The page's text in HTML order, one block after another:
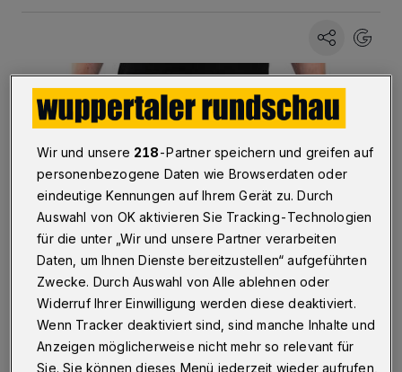
Symbolbild.
Foto: 1820796
Wir und unsere 218-Partner speichern und greifen auf
personenbezogene Daten wie Browserdaten oder
eindeutige Kennungen auf Ihrem Gerät zu. Durch
Auswahl von OK aktivieren Sie Tracking-Technologien
für die unter „Wir und unsere Partner verarbeiten
Daten, um Ihnen Dienste bereitzustellen“ aufgeführten
Zwecke. Durch Auswahl von Alle ablehnen oder
Widerruf Ihrer Einwilligung werden diese deaktiviert.
Wenn Tracker deaktiviert sind, sind manche Inhalte und
Anzeigen möglicherweise nicht mehr so relevant für
Sie. Sie können dieses Menü jederzeit wieder aufrufen,